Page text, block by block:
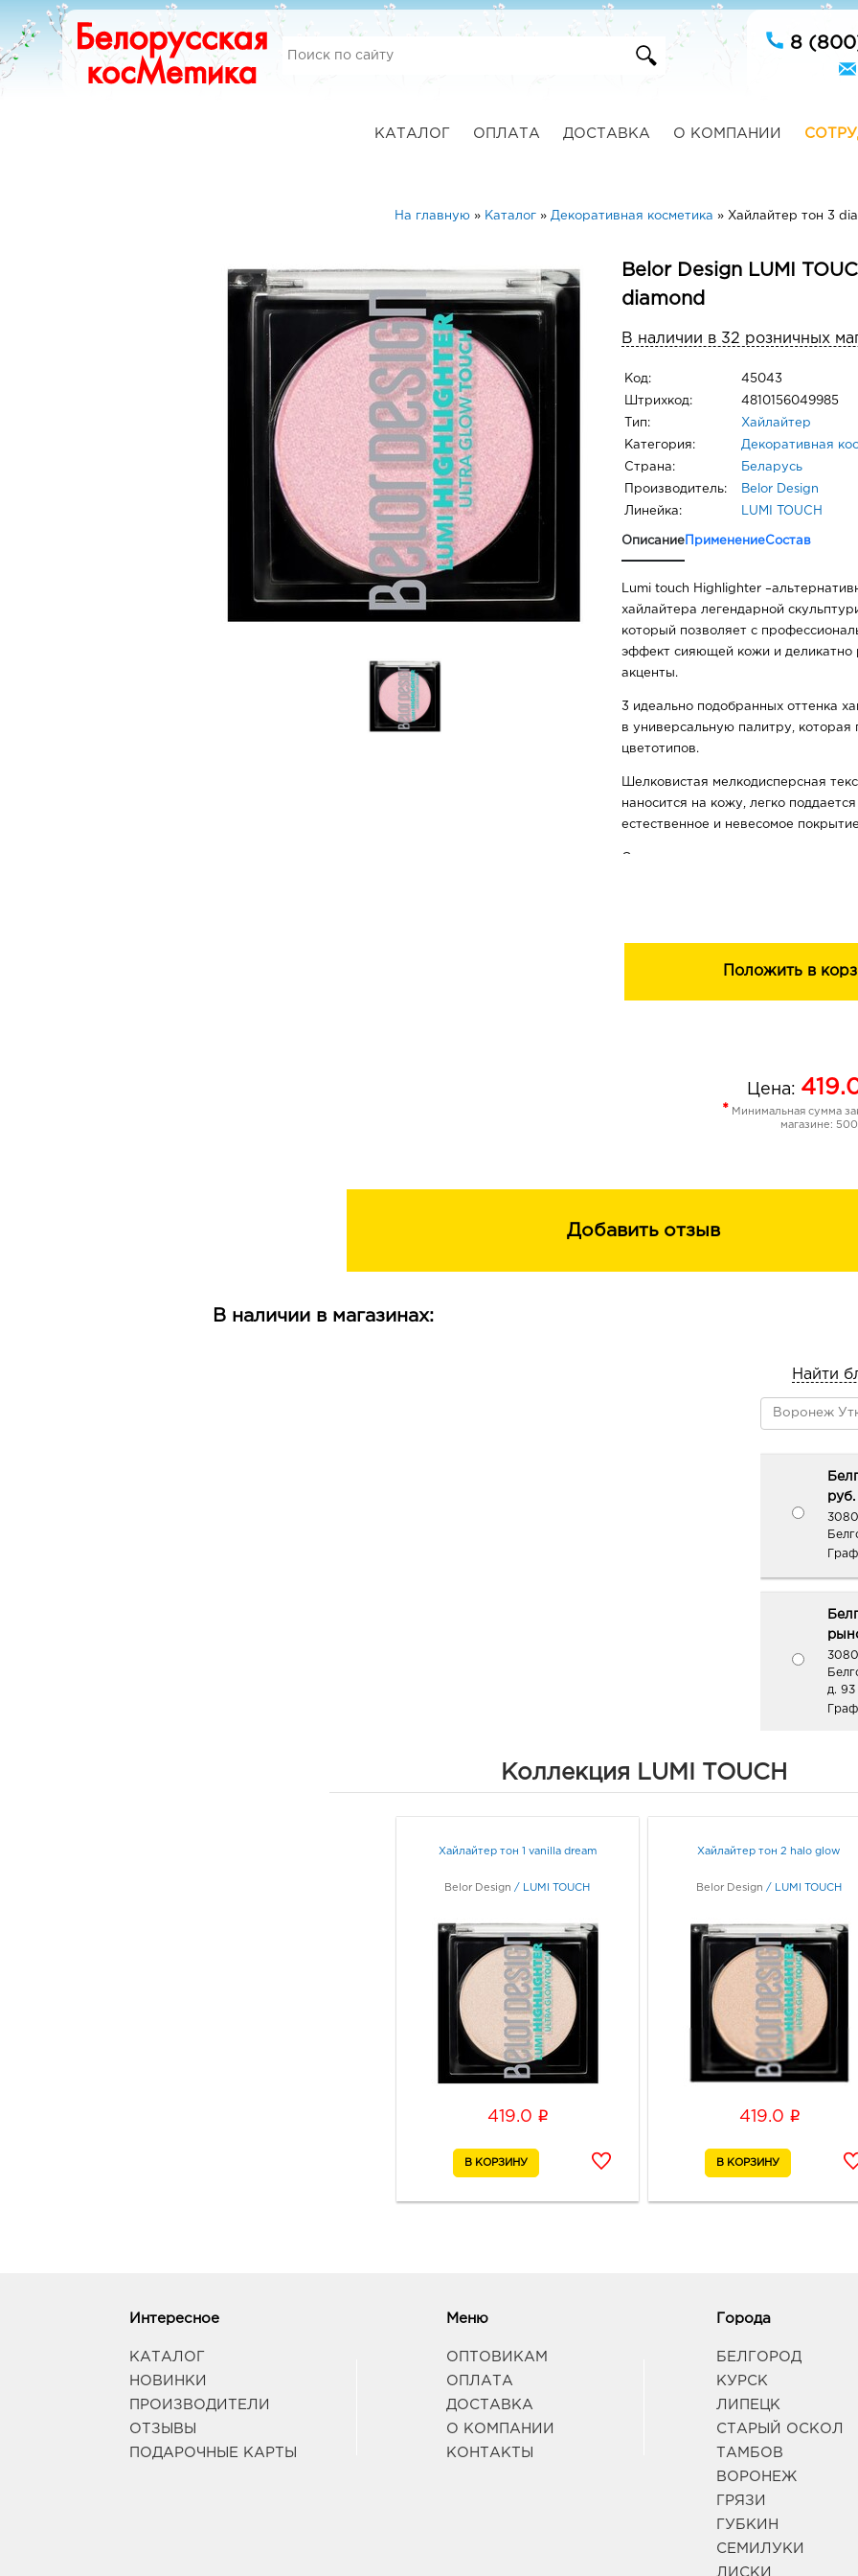
8
КАТАЛОГ ОПЛАТА ДОСТАВКА О КОМПАНИИ
На главную» Каталог» Декоративная косметика » Хайлайтер тон 3
Belor Design LUMI
diamond
В наличии в 32 розничных
Код: 45043
Штрихкод: 4810156049985
Тип: Хайлайтер
Категория: Декоративная
Страна: Беларусь
Производитель: Belor Design
Линейка: LUMI TOUCH
Описание ПрименениеСостав
Lumi touch Highlighter
хайлайтера легендарной
который позволяет с
эффект сияющей кожи и деликатно
акценты.
3 идеально подобранных оттенка
в универсальную палитру, которая
цветотипов.
Шелковистая мелкодисперсная
наносится на кожу, легко
естественное и невесомое
Открой для себя новыеПоложить в
Цена:
* Минимальная сумма
магазине:
Добавить отзыв
В наличии в магазинах:
Найти
руб.
д. 93
Коллекция LUMI TOUCH
Хайлайтер тон 1 vanilla dream
Belor Design / LUMI TOUCH
419.0 i
Хайлайтер тон 2 halo glow
Belor Design / LUMI TOUCH
419.0 i
Интересное
КАТАЛОГ
НОВИНКИ
ПРОИЗВОДИТЕЛИ
ОТЗЫВЫ
ПОДАРОЧНЫЕ КАРТЫ
Меню
ОПТОВИКАМ
ОПЛАТА
ДОСТАВКА
О КОМПАНИИ
КОНТАКТЫ
Города
БЕЛГОРОД
КУРСК
ЛИПЕЦК
СТАРЫЙ ОСКОЛ
ТАМБОВ
ВОРОНЕЖ
ГРЯЗИ
ГУБКИН
СЕМИЛУКИ
ЛИСКИ